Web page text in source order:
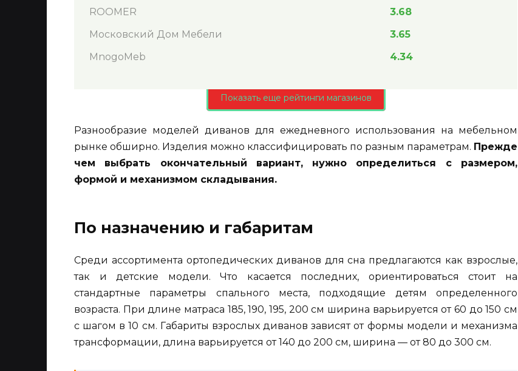
ROOMER
3.68
Московский Дом Мебели
3.65
MnogoMeb
4.34
Показать еще рейтинги магазинов
Разнообразие моделей диванов для ежедневного использования на мебельном
рынке обширно. Изделия можно классифицировать по разным параметрам. Прежде
чем выбрать окончательный вариант, нужно определиться с размером,
формой и механизмом складывания.
По назначению и габаритам
Среди ассортимента ортопедических диванов для сна предлагаются как взрослые,
так и детские модели. Что касается последних, ориентироваться стоит на
стандартные параметры спального места, подходящие детям определенного
возраста. При длине матраса 185, 190, 195, 200 см ширина варьируется от 60 до 150 см
с шагом в 10 см. Габариты взрослых диванов зависят от формы модели и механизма
трансформации, длина варьируется от 140 до 200 см, ширина — от 80 до 300 см.